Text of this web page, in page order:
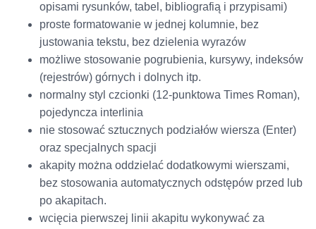
opisami rysunków, tabel, bibliografią i przypisami)
proste formatowanie w jednej kolumnie, bez
justowania tekstu, bez dzielenia wyrazów
możliwe stosowanie pogrubienia, kursywy, indeksów
(rejestrów) górnych i dolnych itp.
normalny styl czcionki (12-punktowa Times Roman),
pojedyncza interlinia
nie stosować sztucznych podziałów wiersza (Enter)
oraz specjalnych spacji
akapity można oddzielać dodatkowymi wierszami,
bez stosowania automatycznych odstępów przed lub
po akapitach.
wcięcia pierwszej linii akapitu wykonywać za